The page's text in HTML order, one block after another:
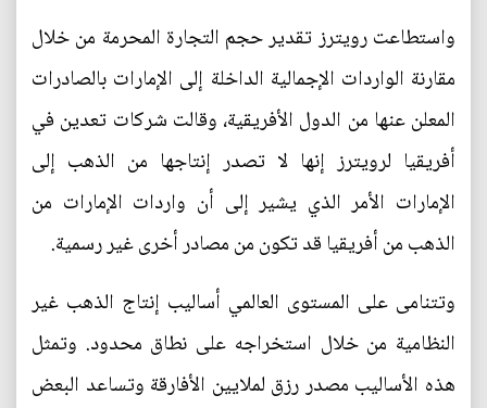
واستطاعت رويترز تقدير حجم التجارة المحرمة من خلال
مقارنة الواردات الإجمالية الداخلة إلى الإمارات بالصادرات
المعلن عنها من الدول الأفريقية، وقالت شركات تعدين في
أفريقيا لرويترز إنها لا تصدر إنتاجها من الذهب إلى
الإمارات الأمر الذي يشير إلى أن واردات الإمارات من
الذهب من أفريقيا قد تكون من مصادر أخرى غير رسمية.
وتتنامى على المستوى العالمي أساليب إنتاج الذهب غير
النظامية من خلال استخراجه على نطاق محدود. وتمثل
هذه الأساليب مصدر رزق لملايين الأفارقة وتساعد البعض